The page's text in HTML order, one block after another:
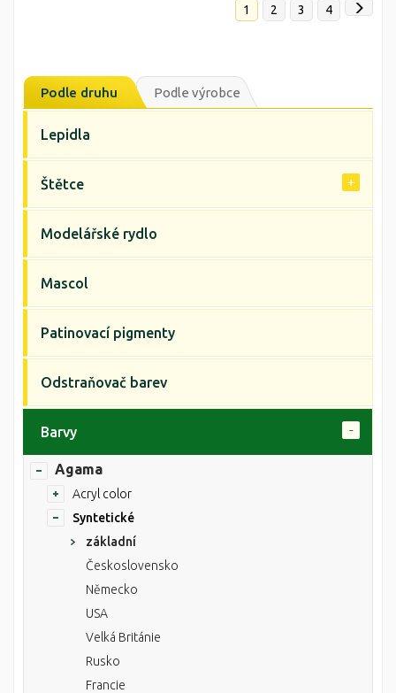
1 2 3 4
Podle druhu Podle výrobce
Lepidla
Štětce
Modelářské rydlo
Mascol
Patinovací pigmenty
Odstraňovač barev
Barvy
Agama
Acryl color
Syntetické
základní
Československo
Německo
USA
Velká Británie
Rusko
Francie